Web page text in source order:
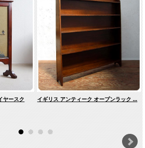
ヤースク
イギリス アンティーク オープンラック ...